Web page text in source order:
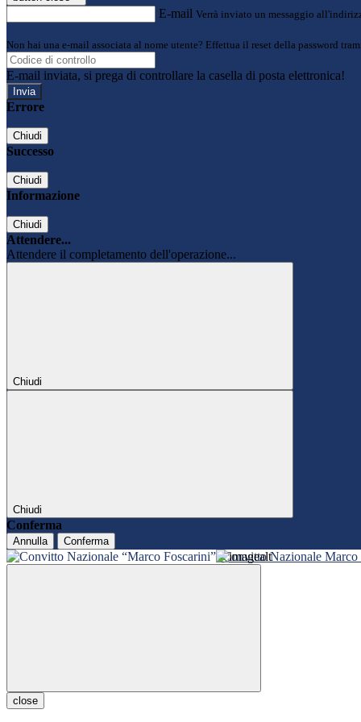
E-mail Verrà inviato un messaggio
Non hai una e-mail associata al nome utente? Effettua il reset della password
E-mail inviata, si prega di controllare la casella di posta elettronica!
Errore
Chiudi
Successo
Chiudi
Informazione
Chiudi
Attendere...
Attendere il completamento dell'operazione...
Chiudi
Chiudi
Conferma
Annulla Conferma
Convitto Nazionale Marco
close